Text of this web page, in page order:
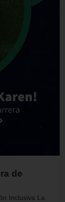
de
Inclusiva La